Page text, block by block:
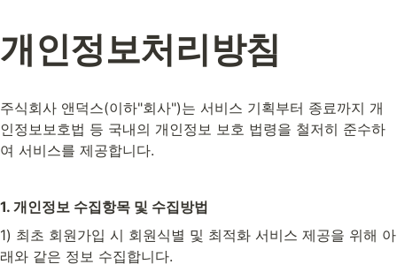
개인정보처리방침
주식회사 앤덕스(이하"회사")는 서비스 기획부터 종료까지 개
인정보보호법 등 국내의 개인정보 보호 법령을 철저히 준수하
여 서비스를 제공합니다.
1. 개인정보 수집항목 및 수집방법
1) 최초 회원가입 시 회원식별 및 최적화 서비스 제공을 위해 아
래와 같은 정보 수집합니다.